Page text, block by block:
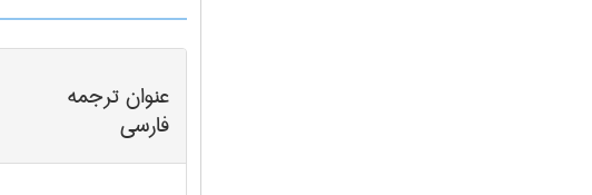
عنوان ترجمه
فارسی